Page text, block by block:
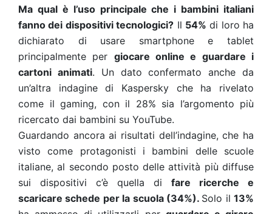
Ma qual è l’uso principale che i bambini italiani
fanno dei dispositivi tecnologici? Il 54% di loro ha
dichiarato di usare smartphone e tablet
principalmente per giocare online e guardare i
cartoni animati. Un dato confermato anche da
un’altra indagine di Kaspersky che ha rivelato
come il gaming, con il 28% sia l’argomento più
ricercato dai bambini su YouTube.
Guardando ancora ai risultati dell’indagine, che ha
visto come protagonisti i bambini delle scuole
italiane, al secondo posto delle attività più diffuse
sui dispositivi c’è quella di fare ricerche e
scaricare schede per la scuola (34%). Solo il 13%